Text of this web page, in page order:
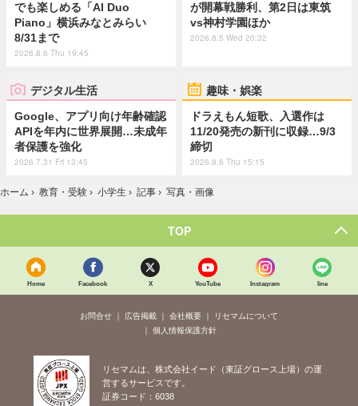
でも楽しめる「AI Duo
Piano」横浜みなとみらい
8/31まで
2026.8.6 Thu 19:45
が開幕戦勝利、第2日は東筑
vs神村学園ほか
2026.8.5 Wed 20:32
デジタル生活
Google、アプリ向け年齢確認
APIを年内に世界展開…未成年
者保護を強化
2026.7.31 Fri 13:45
趣味・娯楽
ドラえもん短歌、入選作は
11/20発売の新刊に収録…9/3
締切
2026.8.6 Thu 15:15
ホーム › 教育・受験 › 小学生 › 記事 › 写真・画像
TOP
Home Facebook X YouTube Instagram line
お問合せ 広告掲載 会社概要
リセマムについて
個人情報保護方針
リセマムは、株式会社イード（東証グロース上場）の運
営するサービスです。
証券コード：6038